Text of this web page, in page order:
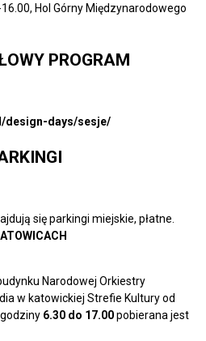
Hol Górny Międzynarodowego
PROGRAM
design-days/sesje/
się parkingi miejskie, płatne.
Narodowej Orkiestry
w katowickiej Strefie Kultury od
6.30 do 17.00pobierana jest